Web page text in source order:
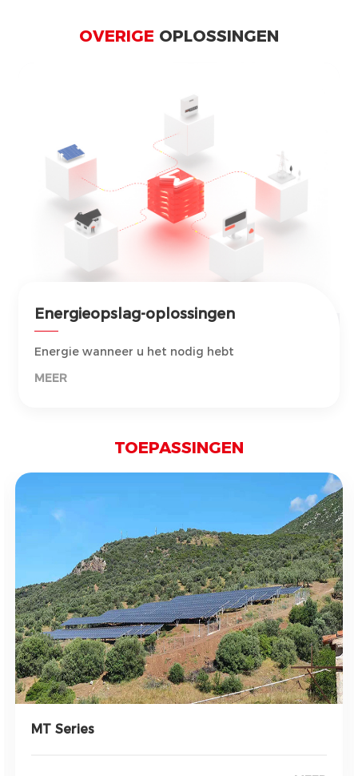
OVERIGE OPLOSSINGEN
Energieopslag-oplossingen
Energie wanneer u het nodig hebt
MEER
TOEPASSINGEN
MT Series